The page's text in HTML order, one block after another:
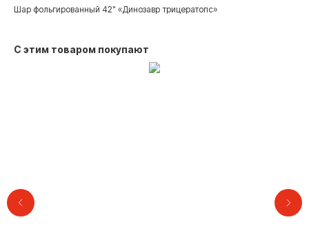
Шар фольгированный 42" «Динозавр трицератопс»
С этим товаром покупают